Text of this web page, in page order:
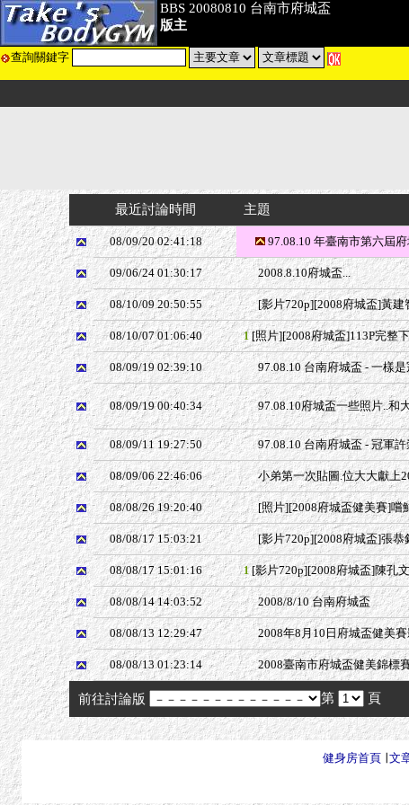
BBS 20080810 台南市府城盃
版主
查詢關鍵字
最近討論時間 主題
08/09/20 02:41:18 97.08.10 年臺南市第六屆
09/06/24 01:30:17 2008.8.10府城盃...
08/10/09 20:50:55 [影片720p][2008府城盃]黃建
08/10/07 01:06:40 1[照片][2008府城盃]113P完整
08/09/19 02:39:10 97.08.10 台南府城盃 - 一樣
08/09/19 00:40:34 97.08.10府城盃一些照片..和
08/09/11 19:27:50 97.08.10 台南府城盃 - 冠軍許
08/09/06 22:46:06 小弟第一次貼圖.位大大獻上
08/08/26 19:20:40 [照片][2008府城盃健美賽]嚐
08/08/17 15:03:21 [影片720p][2008府城盃]張恭
08/08/17 15:01:16 1[影片720p][2008府城盃]陳孔文
08/08/14 14:03:52 2008/8/10 台南府城盃
08/08/13 12:29:47 2008年8月10日府城盃健美
08/08/13 01:23:14 2008臺南市府城盃健美錦標
前往討論版 第 頁
健身房首頁 ∣文